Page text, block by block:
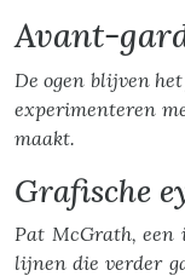
Avant-
De ogen blijven
experimenteren
maakt.
Grafische
Pat McGrath, een
lijnen die verder